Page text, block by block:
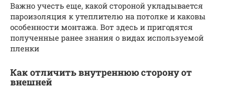
Важно учесть еще, какой стороной укладывается
пароизоляция к утеплителю на потолке и каковы
особенности монтажа. Вот здесь и пригодятся
полученные ранее знания о видах используемой
пленки
Как отличить внутреннюю сторону от
внешней